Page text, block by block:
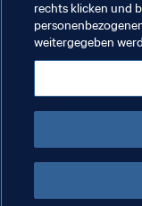
Verwandte
Organisation
FIFA Fussball-
rechts klicken und
weitergegeben